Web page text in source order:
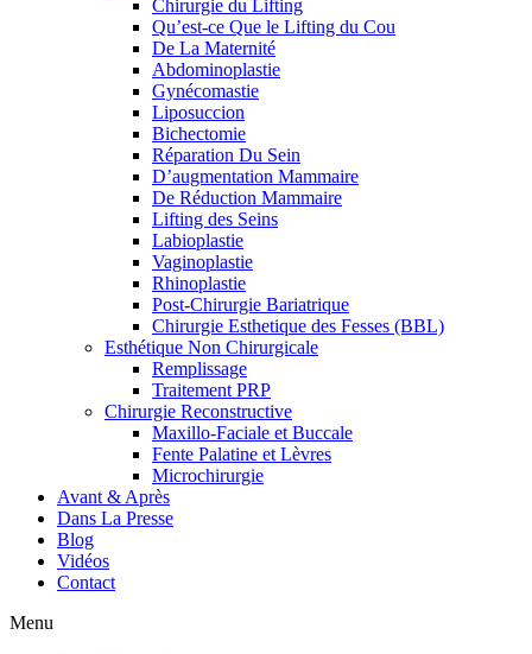
Chirurgie du Lifting
Qu’est-ce Que le Lifting du Cou
De La Maternité
Abdominoplastie
Gynécomastie
Liposuccion
Bichectomie
Réparation Du Sein
D’augmentation Mammaire
De Réduction Mammaire
Lifting des Seins
Labioplastie
Vaginoplastie
Rhinoplastie
Post-Chirurgie Bariatrique
Chirurgie Esthetique des Fesses (BBL)
Esthétique Non Chirurgicale
Remplissage
Traitement PRP
Chirurgie Reconstructive
Maxillo-Faciale et Buccale
Fente Palatine et Lèvres
Microchirurgie
Avant & Après
Dans La Presse
Blog
Vidéos
Contact
Menu